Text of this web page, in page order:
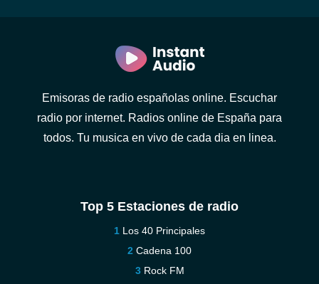
Emisoras de radio españolas online. Escuchar
radio por internet. Radios online de España para
todos. Tu musica en vivo de cada dia en linea.
Top 5 Estaciones de radio
Los 40 Principales
Cadena 100
Rock FM